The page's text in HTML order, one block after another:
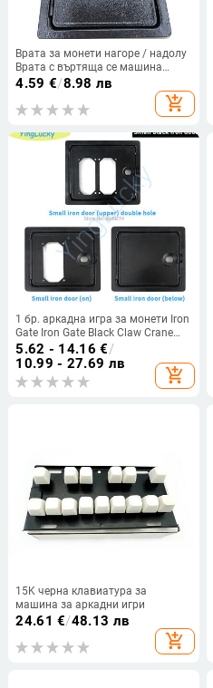
Врата за монети нагоре / надолу
Врата с въртяща се машина
Монетоприемник Забавление
Управлявана аркадна ютия
Черна касова кутия Порта
4.59 €/8.98 лв
add_shopping_cart
1 бр. аркадна игра за монети Iron
Gate Iron Gate Black Claw Crane
Gate Arcade diy части
5.62 - 14.16 €/
10.99 - 27.69 лв
add_shopping_cart
15K черна клавиатура за
машина за аркадни игри
24.61 €/48.13 лв
add_shopping_cart